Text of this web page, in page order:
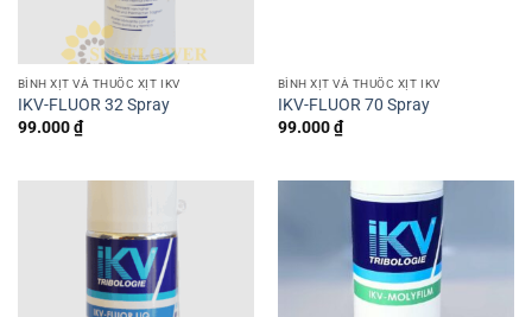
BÌNH XỊT VÀ THUỐC XỊT IKV
IKV-FLUOR 32 Spray
99.000₫
BÌNH XỊT VÀ THUỐC XỊT IKV
IKV-FLUOR 70 Spray
99.000₫